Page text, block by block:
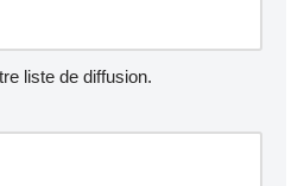
liste de diffusion.